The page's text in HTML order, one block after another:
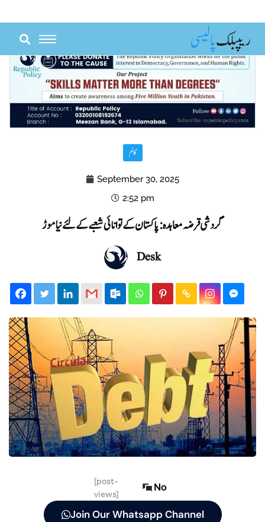
content
کالم
September 30, 2025
2:52 pm
گردشی قرضہ معاہدہ: پاکستان کے توانائی شعبے کے لئے نیا موڑ
Desk
[post-
views]
No
Join Our Whatsapp Channel